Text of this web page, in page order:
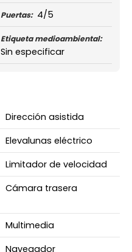
Puertas: 4/5
Etiqueta medioambiental:
Sin especificar
Dirección asistida
Elevalunas eléctrico
Limitador de velocidad
Cámara trasera
Multimedia
Navegador